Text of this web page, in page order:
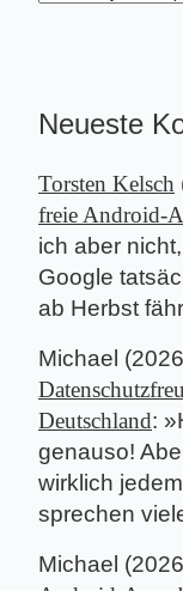
Neueste
Torsten Kelsch
freie Android-
ich aber
Google
ab Herbst
Michael (
Deutschland: »
genauso!
wirklich
sprechen
Michael (